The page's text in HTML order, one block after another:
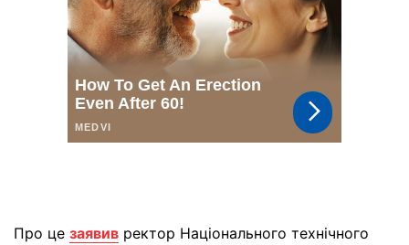
Про це заявив ректор Національного технічного